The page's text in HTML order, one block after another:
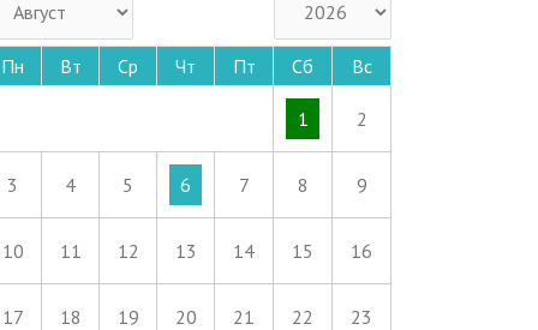
Пн Вт Ср Чт Пт Сб Вс
1 2
3 4 5 6 7 8 9
10 11 12 13 14 15 16
17 18 19 20 21 22 23